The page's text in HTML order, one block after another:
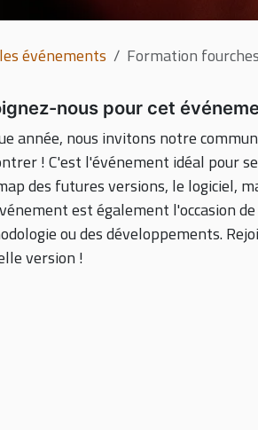
événements Formation
nous pour cet
année, nous invitons notre
! C'est l'événement idéal pour
des futures versions, le logiciel,
est également l'occasion
ou des développements.
version !